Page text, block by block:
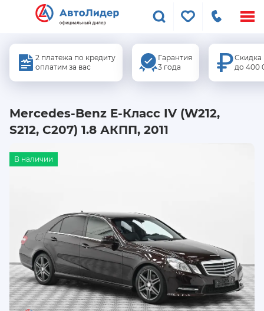
2 платежа по кредиту
оплатим за вас
Гарантия
3 года
Скидка
до 400
Mercedes-Benz E-Класс IV (W212,
S212, C207) 1.8 АКПП, 2011
В наличии